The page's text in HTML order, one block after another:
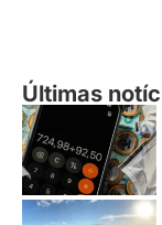
Últimas